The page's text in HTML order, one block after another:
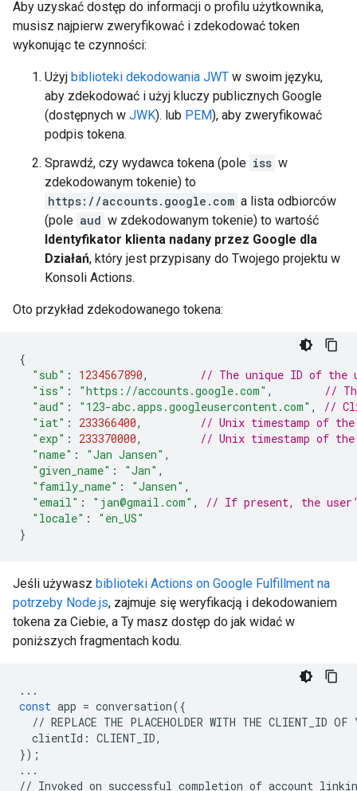
Aby uzyskać dostęp do informacji o profilu użytkownika,
musisz najpierw zweryfikować i zdekodować token
wykonując te czynności:
Użyj biblioteki dekodowania JWT w swoim języku,
aby zdekodować i użyj kluczy publicznych Google
(dostępnych w JWK). lub PEM), aby zweryfikować
podpis tokena.
Sprawdź, czy wydawca tokena (pole iss w
zdekodowanym tokenie) to
https://accounts.google.com a lista odbiorców
(pole aud w zdekodowanym tokenie) to wartość
Identyfikator klienta nadany przez Google dla
Działań, który jest przypisany do Twojego projektu w
Konsoli Actions.
Oto przykład zdekodowanego tokena:
{
"sub" : 1234567890,
// The unique ID of the
"iss" : "https://accounts.google.com" ,
//
"aud" : "123-abc.apps.googleusercontent.com" ,
//
"iat" : 233366400,
// Unix timestamp of
"exp" : 233370000,
// Unix timestamp of
"name" : "Jan Jansen" ,
"given_name" : "Jan" ,
"family_name" : "Jansen" ,
"email" : "jan@gmail.com" ,
// If present, the
"locale" :
"en_US"
}
Jeśli używasz biblioteki Actions on Google Fulfillment na
potrzeby Node.js, zajmuje się weryfikacją i dekodowaniem
tokena za Ciebie, a Ty masz dostęp do jak widać w
poniższych fragmentach kodu.
...
const app = conversation({
// REPLACE THE PLACEHOLDER WITH THE CLIENT_ID OF
clientId : CLIENT_ID,
});
...
// Invoked on successful completion of account